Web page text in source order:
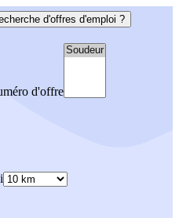
d'offres d'emploi ?
d'offre